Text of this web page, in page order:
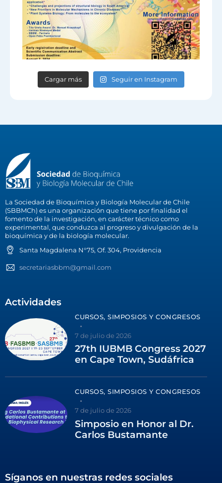
Cargar más Seguir en Instagram
La Sociedad de Bioquímica y Biología Molecular de Chile
(SBBMCh) es una organización que tiene por finalidad el
fomento de la investigación, en carácter técnico como
experimental, que conduzca al progreso y divulgación de la
bioquímica y de la biología molecular.
Santa Magdalena N°75, Of. 304, Providencia
secretariasbbm@gmail.com
Actividades
CURSOS, SIMPOSIOS Y CONGRESOS
7 de julio de 2026
27th IUBMB Congress 2027
en Cape Town, Sudáfrica
CURSOS, SIMPOSIOS Y CONGRESOS
7 de julio de 2026
Simposio en Honor al Dr.
Carlos Bustamante
Síganos en nuestras redes sociales